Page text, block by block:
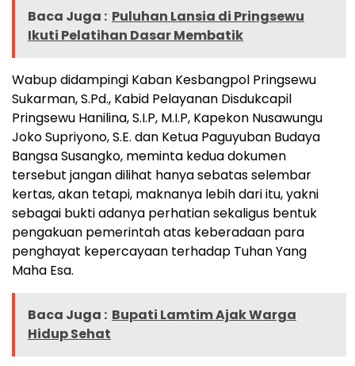
Baca Juga : Puluhan Lansia di Pringsewu
Ikuti Pelatihan Dasar Membatik
Wabup didampingi Kaban Kesbangpol Pringsewu
Sukarman, S.Pd., Kabid Pelayanan Disdukcapil
Pringsewu Hanilina, S.I.P, M.I.P, Kapekon Nusawungu
Joko Supriyono, S.E. dan Ketua Paguyuban Budaya
Bangsa Susangko, meminta kedua dokumen
tersebut jangan dilihat hanya sebatas selembar
kertas, akan tetapi, maknanya lebih dari itu, yakni
sebagai bukti adanya perhatian sekaligus bentuk
pengakuan pemerintah atas keberadaan para
penghayat kepercayaan terhadap Tuhan Yang
Maha Esa.
Baca Juga : Bupati Lamtim Ajak Warga
Hidup Sehat